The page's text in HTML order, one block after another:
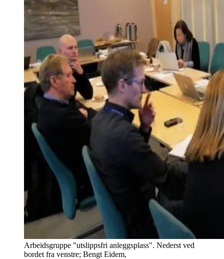
Arbeidsgruppe "utslippsfri anleggsplass". Nederst ved
bordet fra venstre; Bengt Eidem,